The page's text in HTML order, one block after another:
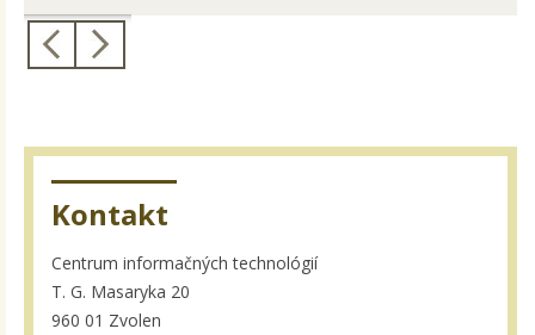
Kontakt
Centrum informačných technológií
T. G. Masaryka 20
960 01 Zvolen